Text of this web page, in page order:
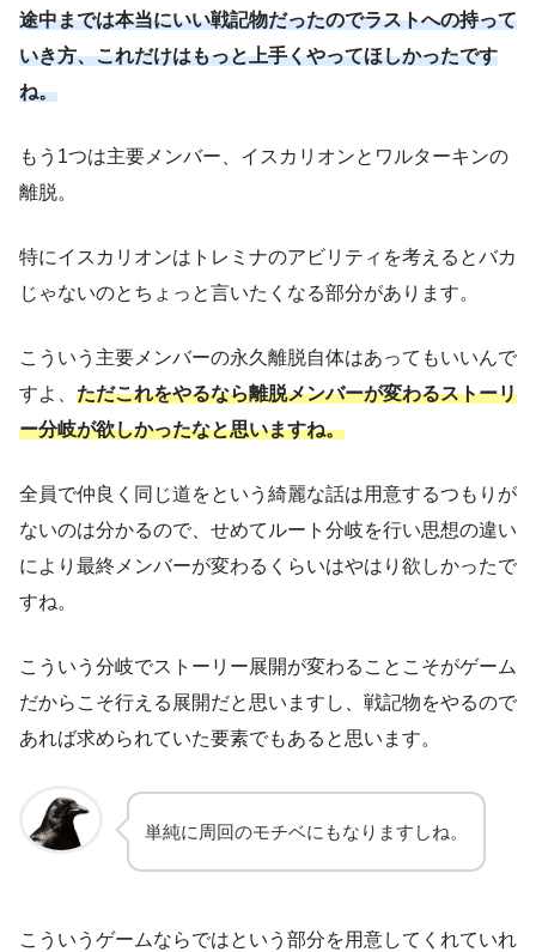
途中までは本当にいい戦記物だったのでラストへの持って
いき方、これだけはもっと上手くやってほしかったです
ね。
もう1つは主要メンバー、イスカリオンとワルターキンの
離脱。
特にイスカリオンはトレミナのアビリティを考えるとバカ
じゃないのとちょっと言いたくなる部分があります。
こういう主要メンバーの永久離脱自体はあってもいいんで
すよ、 ただこれをやるなら離脱メンバーが変わるストーリ
ー分岐が欲しかったなと思いますね。
全員で仲良く同じ道をという綺麗な話は用意するつもりが
ないのは分かるので、せめてルート分岐を行い思想の違い
により最終メンバーが変わるくらいはやはり欲しかったで
すね。
こういう分岐でストーリー展開が変わることこそがゲーム
だからこそ行える展開だと思いますし、戦記物をやるので
あれば求められていた要素でもあると思います。
単純に周回のモチベにもなりますしね。
こういうゲームならではという部分を用意してくれていれ